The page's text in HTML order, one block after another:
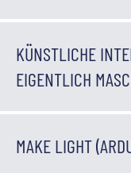
KÜNSTLICHE
EIGENTLICH
MAKE LIGHT